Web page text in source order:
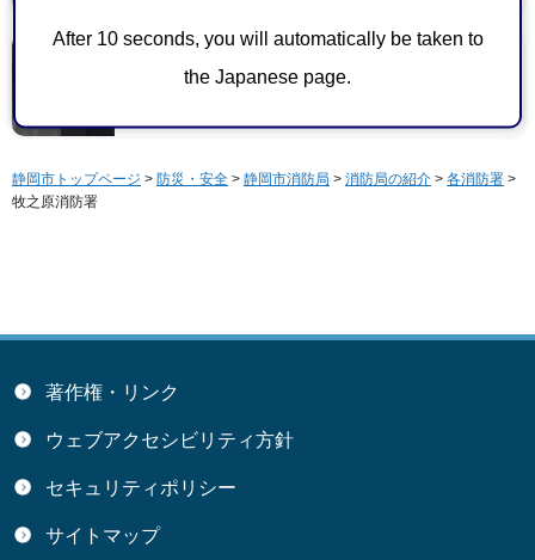
After 10 seconds, you will automatically be taken to
the Japanese page.
119番通報のしかた
静岡市トップページ > 防災・安全 > 静岡市消防局 > 消防局の紹介 > 各消防署 >
牧之原消防署
著作権・リンク
ウェブアクセシビリティ方針
セキュリティポリシー
サイトマップ